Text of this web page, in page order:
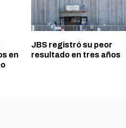
en
JBS registró su peor
resultado en tres años